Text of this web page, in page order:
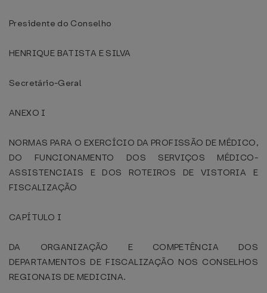
Presidente do Conselho
HENRIQUE BATISTA E SILVA
Secretário-Geral
ANEXO I
NORMAS PARA O EXERCÍCIO DA PROFISSÃO DE MÉDICO,
DO FUNCIONAMENTO DOS SERVIÇOS MÉDICO-
ASSISTENCIAIS E DOS ROTEIROS DE VISTORIA E
FISCALIZAÇÃO
CAPÍTULO I
DA ORGANIZAÇÃO E COMPETÊNCIA DOS
DEPARTAMENTOS DE FISCALIZAÇÃO NOS CONSELHOS
REGIONAIS DE MEDICINA.